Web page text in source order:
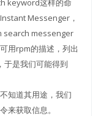
keyword这样的命
Messenger，
search messenger
用rpm的描述，列出
是我们可能得到
知道其用途，我们
获取信息。